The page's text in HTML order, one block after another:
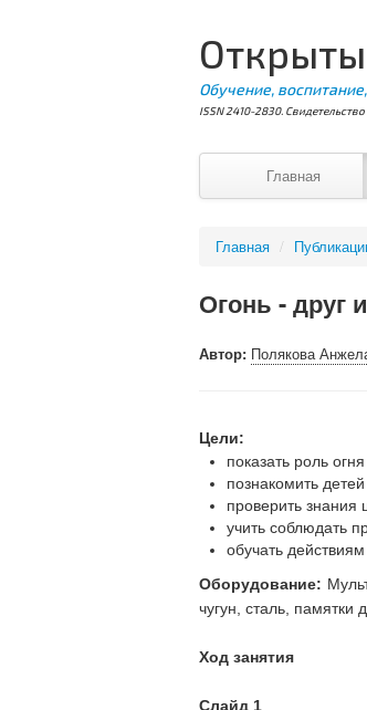
Обучение,
ISSN 2410-2830.
Главная
Главная /
Огонь - друг
Автор: Полякова
Цели:
показать роль
познакомить
проверить знания
учить соблюдать
обучать
Оборудование:
чугун, сталь,
Ход занятия
Слайд 1